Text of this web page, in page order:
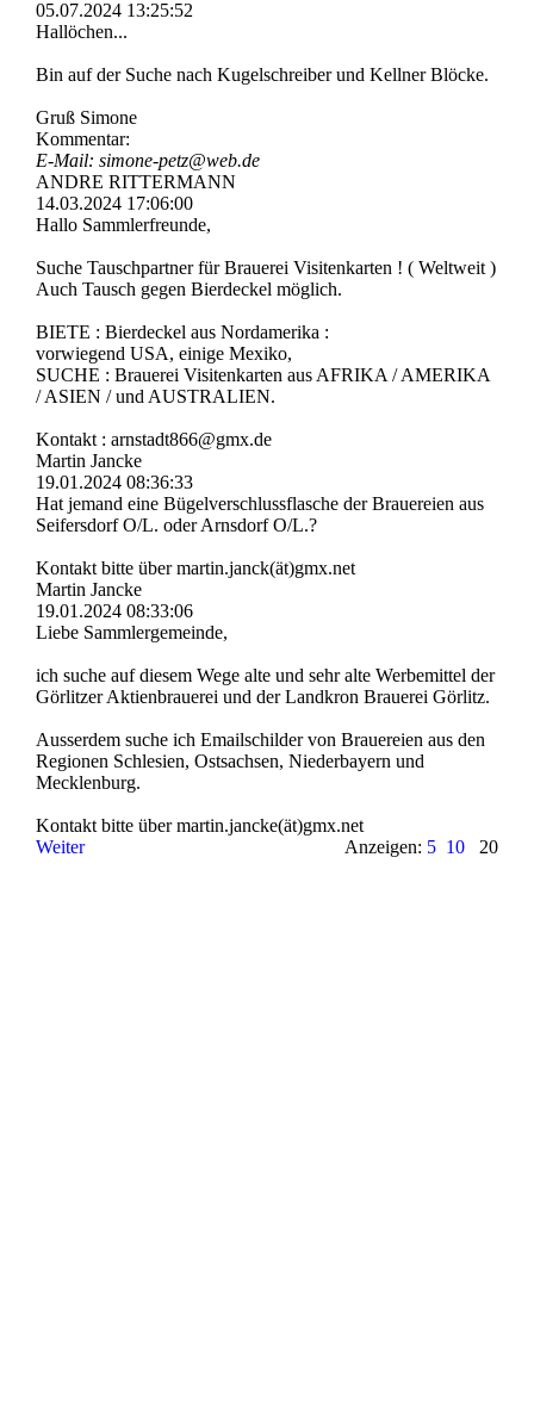
05.07.2024 13:25:52
Hallöchen...
Bin auf der Suche nach Kugelschreiber und Kellner Blöcke.
Gruß Simone
Kommentar:
E-Mail: simone-petz@web.de
ANDRE RITTERMANN
14.03.2024 17:06:00
Hallo Sammlerfreunde,
Suche Tauschpartner für Brauerei Visitenkarten ! ( Weltweit )
Auch Tausch gegen Bierdeckel möglich.
BIETE : Bierdeckel aus Nordamerika :
vorwiegend USA, einige Mexiko,
SUCHE : Brauerei Visitenkarten aus AFRIKA / AMERIKA
/ ASIEN / und AUSTRALIEN.
Kontakt : arnstadt866@gmx.de
Martin Jancke
19.01.2024 08:36:33
Hat jemand eine Bügelverschlussflasche der Brauereien aus
Seifersdorf O/L. oder Arnsdorf O/L.?
Kontakt bitte über martin.janck(ät)gmx.net
Martin Jancke
19.01.2024 08:33:06
Liebe Sammlergemeinde,
ich suche auf diesem Wege alte und sehr alte Werbemittel der
Görlitzer Aktienbrauerei und der Landkron Brauerei Görlitz.
Ausserdem suche ich Emailschilder von Brauereien aus den
Regionen Schlesien, Ostsachsen, Niederbayern und
Mecklenburg.
Kontakt bitte über martin.­jancke(­ät)­gmx.­net
Weiter
Anzeigen: 5 10 20